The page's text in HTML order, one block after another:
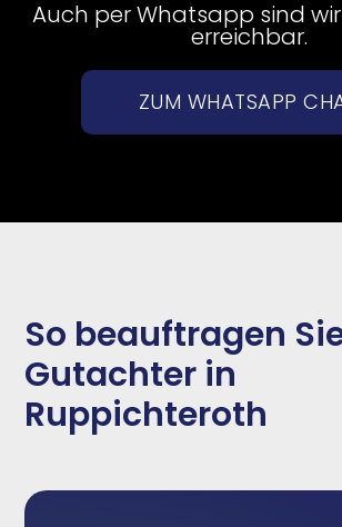
Auch per Whatsapp sind
erreichbar.
ZUM WHATSAPP
So beauftragen
Gutachter in
Ruppichteroth